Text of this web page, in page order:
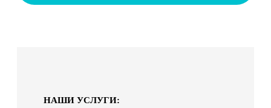
НАШИ УСЛУГИ: